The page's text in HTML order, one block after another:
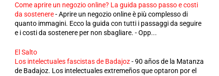
Come aprire un negozio online? La guida passo passo e costi
da sostenere-Aprire un negozio online è più complesso di
quanto immagini. Ecco la guida con tutti i passaggi da seguire
e i costi da sostenere per non sbagliare. - Opp...
El Salto
Los intelectuales fascistas de Badajoz-90 años de la Matanza
de Badajoz. Los intelectuales extremeños que optaron por el